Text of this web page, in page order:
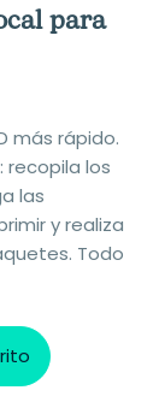
para
más rápido.
recopila los
las
y realiza
Todo